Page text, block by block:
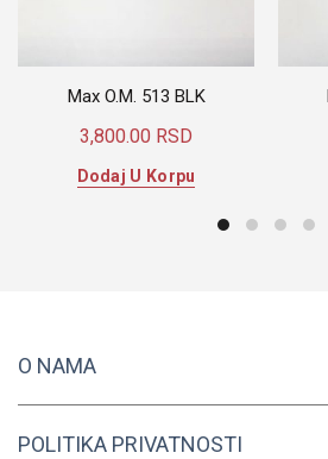
Max O.M. 513 BLK
3,800.00 RSD
Dodaj U Korpu
O NAMA
POLITIKA PRIVATNOSTI